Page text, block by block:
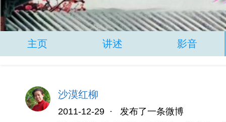
主页 讲述 影音
沙漠红柳
2011-12-29 ·
发布了一条微博